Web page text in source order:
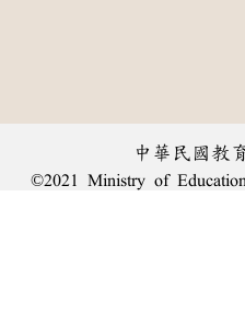
中華民國教
©2021 Ministry of